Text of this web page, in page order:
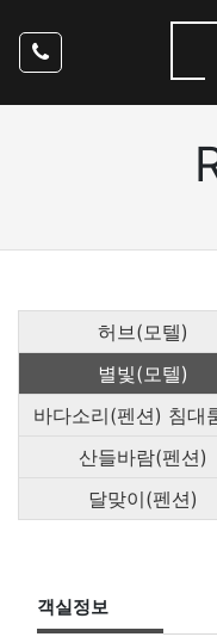
허브(모텔)
별빛(모텔)
바다소리(펜션) 침대
산들바람(펜션)
달맞이(펜션)
객실정보